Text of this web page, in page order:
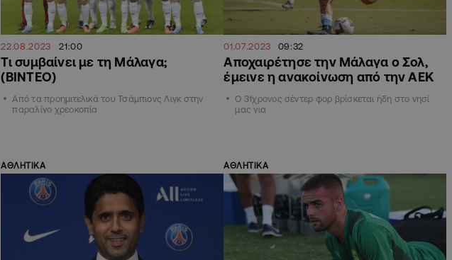
22.08.2023 21:00
Τι συμβαίνει με τη Μάλαγα;
(ΒΙΝΤΕΟ)
Από τα προημιτελικά του Τσάμπιονς Λιγκ στην
παραλίγο χρεοκοπία
01.07.2023 09:32
Αποχαιρέτησε την Μάλαγα ο Σολ,
έμεινε η ανακοίνωση από την ΑΕΚ
Ο 31χρονος σέντερ φορ βρίσκεται ήδη στο νησί
μας για
ΑΘΛΗΤΙΚΑ ΑΘΛΗΤΙΚΑ